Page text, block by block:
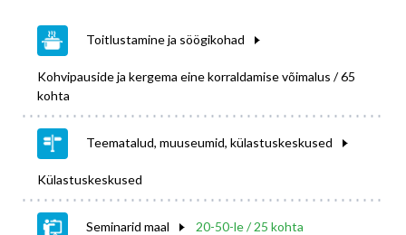
Toitlustamine ja söögikohad
Kohvipauside ja kergema eine korraldamise võimalus / 65
kohta
Teematalud, muuseumid, külastuskeskused
Külastuskeskused
Seminarid maal 20-50-le / 25 kohta